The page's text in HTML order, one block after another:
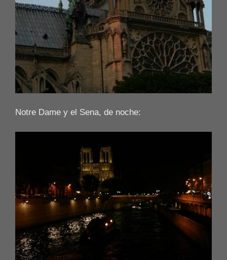
Notre Dame y el Sena, de noche: